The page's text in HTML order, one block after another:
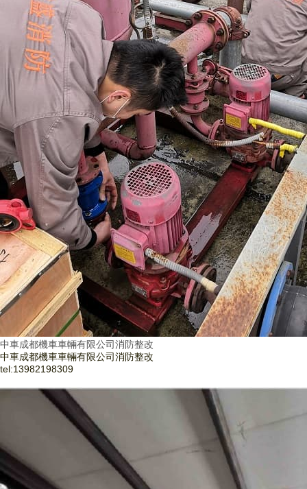
中車成都機車車輛有限公司消防整改
中車成都機車車輛有限公司消防整改
tel:13982198309